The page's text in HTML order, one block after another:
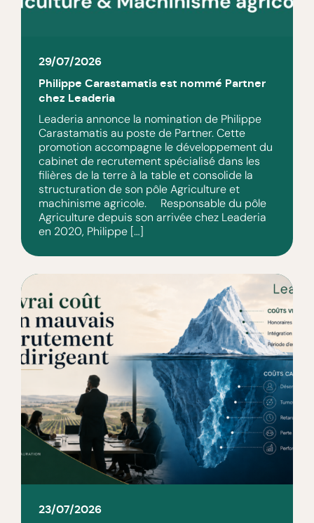
29/07/2026
Philippe Carastamatis est nommé Partner
chez Leaderia
Leaderia annonce la nomination de Philippe
Carastamatis au poste de Partner. Cette
promotion accompagne le développement du
cabinet de recrutement spécialisé dans les
filières de la terre à la table et consolide la
structuration de son pôle Agriculture et
machinisme agricole. Responsable du pôle
Agriculture depuis son arrivée chez Leaderia
en 2020, Philippe […]
23/07/2026